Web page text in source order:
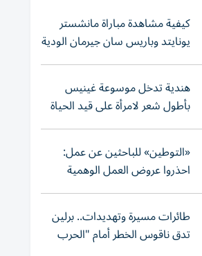
كيفية مشاهدة مباراة مانشستر
يونايتد وباريس سان جيرمان الودية
والقنوات الناقلة
هندية تدخل موسوعة غينيس
بأطول شعر لامرأة على قيد الحياة
«التوطين» للباحثين عن عمل:
احذروا عروض العمل الوهمية
وتحققوا عبر «الباركود»
طائرات مسيرة وتهديدات.. برلين
تدق ناقوس الخطر أمام "الحرب